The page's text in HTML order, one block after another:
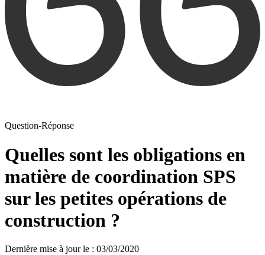
Question-Réponse
Quelles sont les obligations en
matière de coordination SPS
sur les petites opérations de
construction ?
Dernière mise à jour le : 03/03/2020